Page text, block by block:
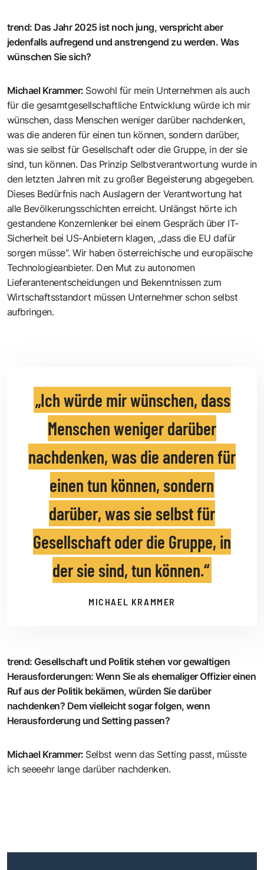
trend: Das Jahr 2025 ist noch jung, verspricht aber
jedenfalls aufregend und anstrengend zu werden. Was
wünschen Sie sich?
Michael Krammer: Sowohl für mein Unternehmen als auch
für die gesamtgesellschaftliche Entwicklung würde ich mir
wünschen, dass Menschen weniger darüber nachdenken,
was die anderen für einen tun können, sondern darüber,
was sie selbst für Gesellschaft oder die Gruppe, in der sie
sind, tun können. Das Prinzip Selbstverantwortung wurde in
den letzten Jahren mit zu großer Begeisterung abgegeben.
Dieses Bedürfnis nach Auslagern der Verantwortung hat
alle Bevölkerungsschichten erreicht. Unlängst hörte ich
gestandene Konzernlenker bei einem Gespräch über IT-
Sicherheit bei US-Anbietern klagen, „dass die EU dafür
sorgen müsse“. Wir haben österreichische und europäische
Technologieanbieter. Den Mut zu autonomen
Lieferantenentscheidungen und Bekenntnissen zum
Wirtschaftsstandort müssen Unternehmer schon selbst
aufbringen.
Ich würde mir wünschen, dass
Menschen weniger darüber
nachdenken, was die anderen für
einen tun können, sondern
darüber, was sie selbst für
Gesellschaft oder die Gruppe, in
der sie sind, tun können.
MICHAEL KRAMMER
trend:Gesellschaft und Politik stehen vor gewaltigen
Herausforderungen: Wenn Sie als ehemaliger Offizier einen
Ruf aus der Politik bekämen, würden Sie darüber
nachdenken? Dem vielleicht sogar folgen, wenn
Herausforderung und Setting passen?
Michael Krammer: Selbst wenn das Setting passt, müsste
ich seeeehr lange darüber nachdenken.